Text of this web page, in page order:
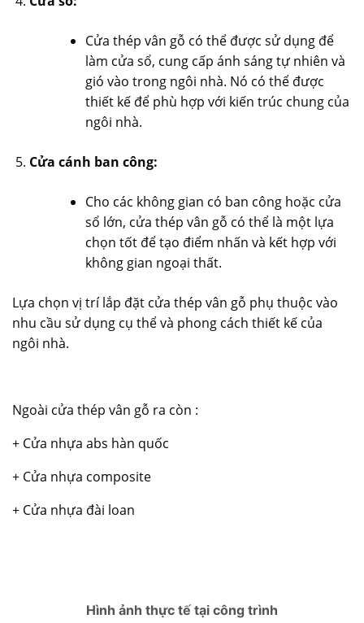
Cửa thép vân gỗ có thể được sử dụng để
làm cửa sổ, cung cấp ánh sáng tự nhiên và
gió vào trong ngôi nhà. Nó có thể được
thiết kế để phù hợp với kiến trúc chung của
ngôi nhà.
Cửa cánh ban công:
Cho các không gian có ban công hoặc cửa
sổ lớn, cửa thép vân gỗ có thể là một lựa
chọn tốt để tạo điểm nhấn và kết hợp với
không gian ngoại thất.
Lựa chọn vị trí lắp đặt cửa thép vân gỗ phụ thuộc vào
nhu cầu sử dụng cụ thể và phong cách thiết kế của
ngôi nhà.
Ngoài cửa thép vân gỗ ra còn :
+ Cửa nhựa abs hàn quốc
+ Cửa nhựa composite
+ Cửa nhựa đài loan
Hình ảnh thực tế tại công trình